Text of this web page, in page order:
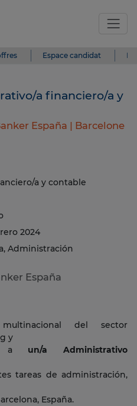
Espace candidat
a financiero/a y
España | Barcelone
a y contable
2024
Administración
España
del sector
y
a un/a Administrativo
tareas de administración,
España.